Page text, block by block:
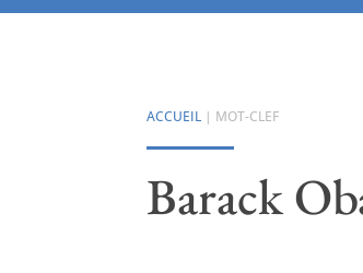
ACCUEIL | MOT-CLEF
Barack